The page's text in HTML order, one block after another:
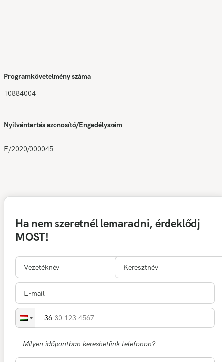
Programkövetelmény száma
10884004
Nyilvántartás azonosító/Engedélyszám
E/2020/000045
Ha nem szeretnél lemaradni, érdeklődj
MOST!
30 123 4567
Milyen időpontban kereshetünk telefonon?